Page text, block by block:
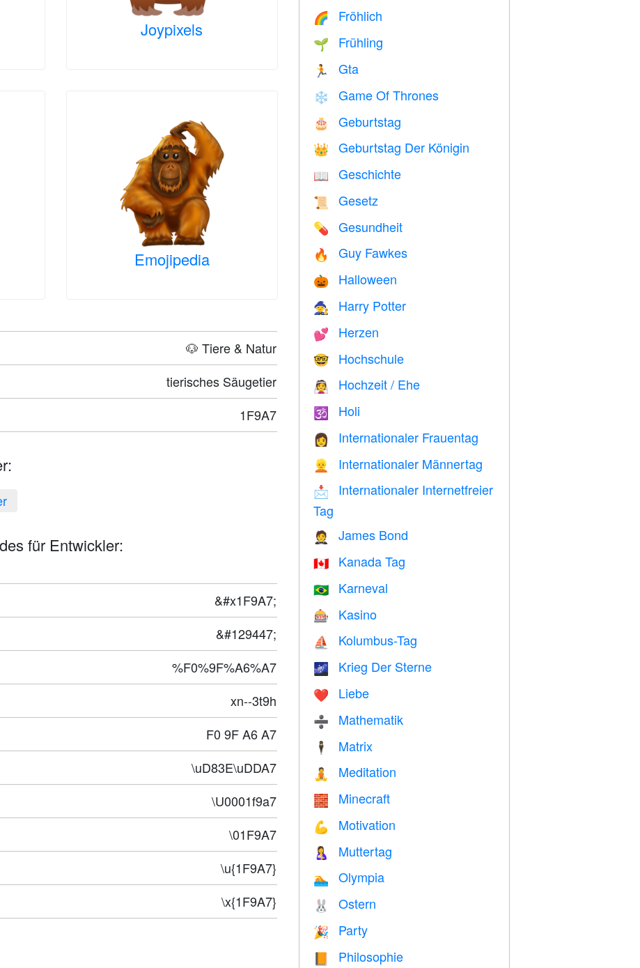
Joypixels
Emojipedia
🐶 Tiere & Natur
tierisches Säugetier
1F9A7
für Entwickler:
&#x1F9A7;
&#129447;
%F0%9F%A6%A7
xn--3t9h
F0 9F A6 A7
\uD83E\uDDA7
\U0001f9a7
\01F9A7
\u{1F9A7}
\x{1F9A7}
🌈 Fröhlich
🌱 Frühling
🏃 Gta
❄️ Game Of Thrones
🎂 Geburtstag
👑 Geburtstag Der Königin
📖 Geschichte
📜 Gesetz
💊 Gesundheit
🔥 Guy Fawkes
🎃 Halloween
🧙 Harry Potter
💕 Herzen
🤓 Hochschule
👰 Hochzeit / Ehe
🕉 Holi
👩 Internationaler Frauentag
👱 Internationaler Männertag
📩
Internationaler Internetfreier
Tag
🤵 James Bond
🇨🇦 Kanada Tag
🇧🇷 Karneval
🎰 Kasino
⛵️ Kolumbus-Tag
🌌 Krieg Der Sterne
❤️️ Liebe
➗ Mathematik
🕴️ Matrix
🧘 Meditation
🧱 Minecraft
💪 Motivation
🤱 Muttertag
🏊 Olympia
🐰 Ostern
🎉 Party
📙 Philosophie